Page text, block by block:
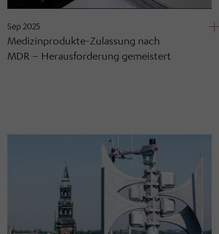
Sep 2025
Medizinprodukte-Zulassung nach
MDR – Herausforderung gemeistert